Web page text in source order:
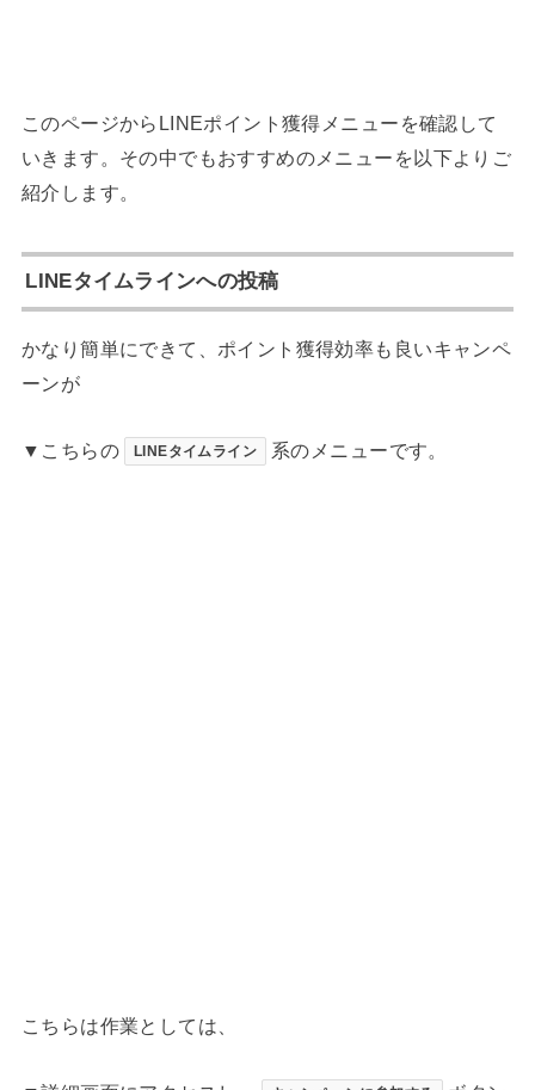
このページからLINEポイント獲得メニューを確認して
いきます。その中でもおすすめのメニューを以下よりご
紹介します。
LINEタイムラインへの投稿
かなり簡単にできて、ポイント獲得効率も良いキャンペ
ーンが
▼こちらの LINEタイムライン 系のメニューです。
こちらは作業としては、